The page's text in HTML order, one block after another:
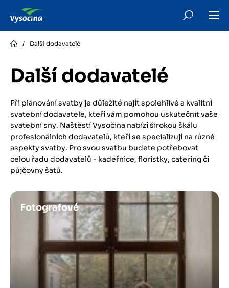
content/ Další dodavatelé
Další dodavatelé
Při plánování svatby je důležité najít spolehlivé a kvalitní
svatební dodavatele, kteří vám pomohou uskutečnit vaše
svatební sny. Naštěstí Vysočina nabízí širokou škálu
profesionálních dodavatelů, kteří se specializují na různé
aspekty svatby. Pro svou svatbu budete potřebovat
celou řadu dodavatelů - kadeřnice, floristky, catering či
půjčovny šatů.
Obrázek
Fotografové